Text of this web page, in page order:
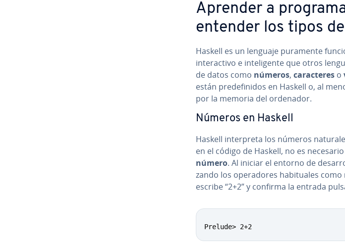
Aprender a
entender los tipos
Haskell es un lenguaje puramente
in­ter­ac­ti­vo e in­te­li­ge­n­te que otros
de datos como números, ca­ra­c­te­res o
están pre­de­fi­ni­dos en Haskell o, al
por la memoria del ordenador.
Números en Haskell
Haskell in­te­r­pre­ta los números
en el código de Haskell, no es
número. Al iniciar el entorno de
za­n­do los ope­ra­do­res ha­bi­tua­les como
escribe “2+2” y confirma la entrada
Prelude> 2+2